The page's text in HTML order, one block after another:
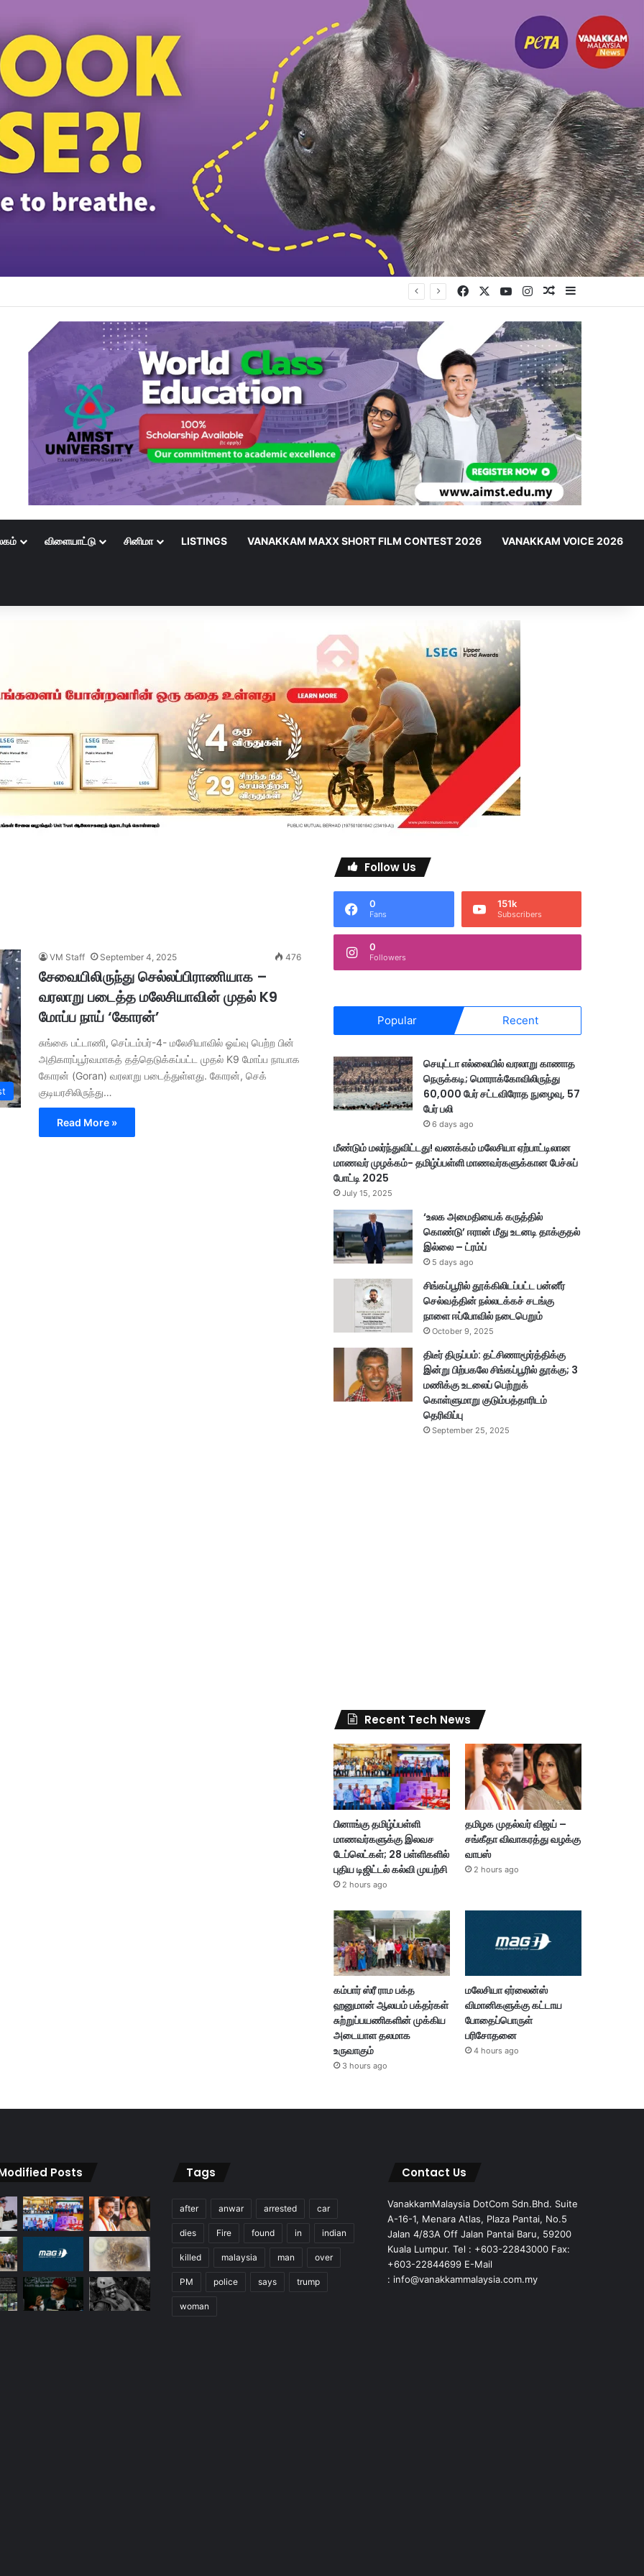
Facebook YouTubeInstagramRandom Article
விளையாட்டு சினிமா LISTINGS VANAKKAM MAXX SHORT FILM CONTEST 2026 VANAKKAM VOICE 2026
VM Staff September 4, 2025 476
சேவையிலிருந்து செல்லப்பிராணியாக –
வரலாறு படைத்த மலேசியாவின் முதல் K9
மோப்ப நாய் ‘கோரன்’
சுங்கை பட்டாணி, செப்டம்பர்-4- மலேசியாவில் ஓய்வு பெற்ற பின்
அதிகாரப்பூர்வமாகத் தத்தெடுக்கப்பட்ட முதல் K9 மோப்ப நாயாக
கோரன் (Goran) வரலாறு படைத்துள்ளது. கோரன், செக்
குடியரசிலிருந்து…
Read More »
Follow Us
0
Fans
151k
Subscribers
0
Followers
Popular Recent
செயுட்டா எல்லையில் வரலாறு காணாத
நெருக்கடி; மொராக்கோவிலிருந்து
60,000 பேர் சட்டவிரோத நுழைவு, 57
பேர் பலி
6 days ago
மீண்டும் மலர்ந்துவிட்டது! வணக்கம் மலேசியா ஏற்பாட்டிலான
மாணவர் முழக்கம்- தமிழ்ப்பள்ளி மாணவர்களுக்கான பேச்சுப்
போட்டி 2025
July 15, 2025
‘உலக அமைதியைக் கருத்தில்
கொண்டு’ ஈரான் மீது உடனடி தாக்குதல்
இல்லை – ட்ரம்ப்
5 days ago
சிங்கப்பூரில் தூக்கிலிடப்பட்ட பன்னீர்
செல்வத்தின் நல்லடக்கச் சடங்கு
நாளை ஈப்போவில் நடைபெறும்
October 9, 2025
திடீர் திருப்பம்: தட்சிணாமூர்த்திக்கு
இன்று பிற்பகலே சிங்கப்பூரில் தூக்கு; 3
மணிக்கு உடலைப் பெற்றுக்
கொள்ளுமாறு குடும்பத்தாரிடம்
தெரிவிப்பு
September 25, 2025
Recent Tech News
பினாங்கு தமிழ்ப்பள்ளி
மாணவர்களுக்கு இலவச
டேப்லெட்கள்; 28 பள்ளிகளில்
புதிய டிஜிட்டல் கல்வி முயற்சி
2 hours ago
தமிழக முதல்வர் விஜய் –
சங்கீதா விவாகரத்து வழக்கு
வாபஸ்
2 hours ago
கம்பார் ஸ்ரீ ராம பக்த
ஹனுமான் ஆலயம் பக்தர்கள்
சுற்றுப்பயணிகளின் முக்கிய
அடையாள தலமாக
உருவாகும்
3 hours ago
மலேசியா ஏர்லைன்ஸ்
விமானிகளுக்கு கட்டாய
போதைப்பொருள்
பரிசோதனை
4 hours ago
Posts Tags
after anwar arrested car
dies Fire found in indian
killed malaysia man over
PM police says trump
woman
Contact Us
VanakkamMalaysia DotCom Sdn.Bhd. Suite
A-16-1, Menara Atlas, Plaza Pantai, No.5
Jalan 4/83A Off Jalan Pantai Baru, 59200
Kuala Lumpur. Tel : +603-22843000 Fax:
+603-22844699 E-Mail
: info@vanakkammalaysia.com.my